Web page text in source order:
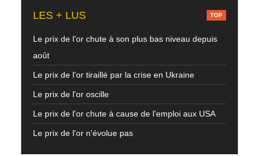
LES + LUS
Le prix de l'or chute à son plus bas niveau depuis
août
Le prix de l'or tiraillé par la crise en Ukraine
Le prix de l'or oscille
Le prix de l'or chute à cause de l'emploi aux USA
Le prix de l'or n'évolue pas